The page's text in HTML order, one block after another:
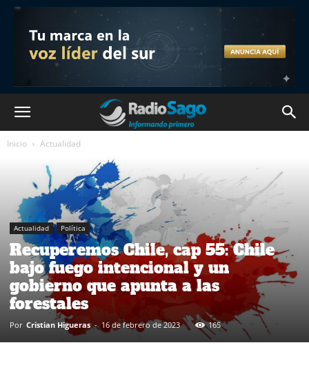
Inicio Actualidad
Actualidad Política
Recuperemos Chile, cap 55: Chile
bajo fuego intencional y un
gobierno que apunta a las
forestales
Por Cristian Higueras - 16 de febrero de 2023 165